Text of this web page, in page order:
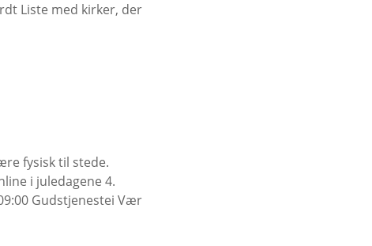
Liste med kirker, der
fysisk til stede.
i juledagene 4.
Gudstjenestei Vær